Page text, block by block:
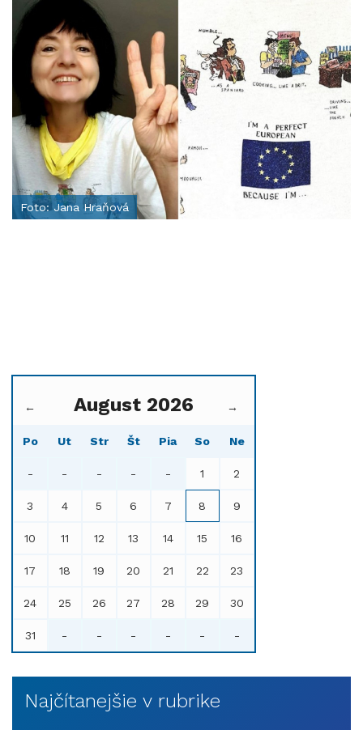
Foto: Jana Hraňová
← August 2026 →
Po Ut Str Št Pia So Ne
- - - - - 1 2
3 4 5 6 7 8 9
10 11 12 13 14 15 16
17 18 19 20 21 22 23
24 25 26 27 28 29 30
31 - - - - - -
Najčítanejšie v rubrike